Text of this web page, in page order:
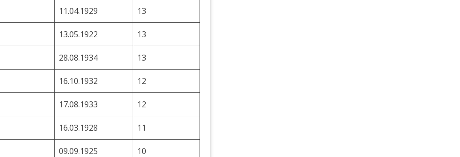
11.04.1929 13
13.05.1922 13
28.08.1934 13
16.10.1932 12
17.08.1933 12
16.03.1928 11
09.09.1925 10